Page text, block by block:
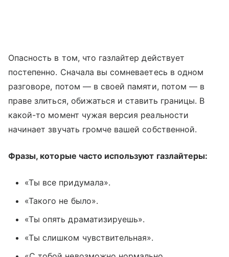
Опасность в том, что газлайтер действует
постепенно. Сначала вы сомневаетесь в одном
разговоре, потом — в своей памяти, потом — в
праве злиться, обижаться и ставить границы. В
какой-то момент чужая версия реальности
начинает звучать громче вашей собственной.
Фразы, которые часто используют газлайтеры:
«Ты все придумала».
«Такого не было».
«Ты опять драматизируешь».
«Ты слишком чувствительная».